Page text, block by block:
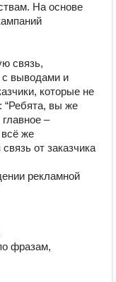
На основе
связь,
с выводами и
которые не
“Ребята, вы же
–
всё же
от заказчика
рекламной
фразам,